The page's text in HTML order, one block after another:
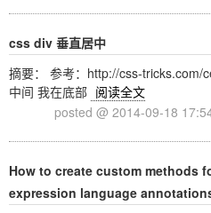
css div 垂直居中
摘要： 参考：http://css-tricks.com/
中间 我在底部 阅读全文
posted @ 2014-09-18
How to create custom methods
expression language